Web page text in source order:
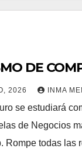
DE
2026 INMA
se estudiará
de Negocios
Rompe todas las